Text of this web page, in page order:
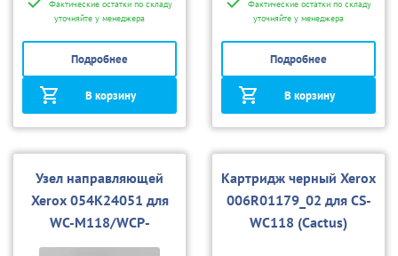
Фактические остатки по складу
уточняйте у менеджера
Подробнее
В корзину
Фактические остатки по складу
уточняйте у менеджера
Подробнее
В корзину
Узел направляющей
Xerox 054K24051 для
WC-M118/WCP-
123/128/133/Ph5500/5
Картридж черный Xerox
006R01179_02 для CS-
WC118 (Cactus)